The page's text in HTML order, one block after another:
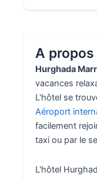
A
Hurghada
vacances
L'hôtel se
Aéroport
facilement
taxi ou par le
L'hôtel